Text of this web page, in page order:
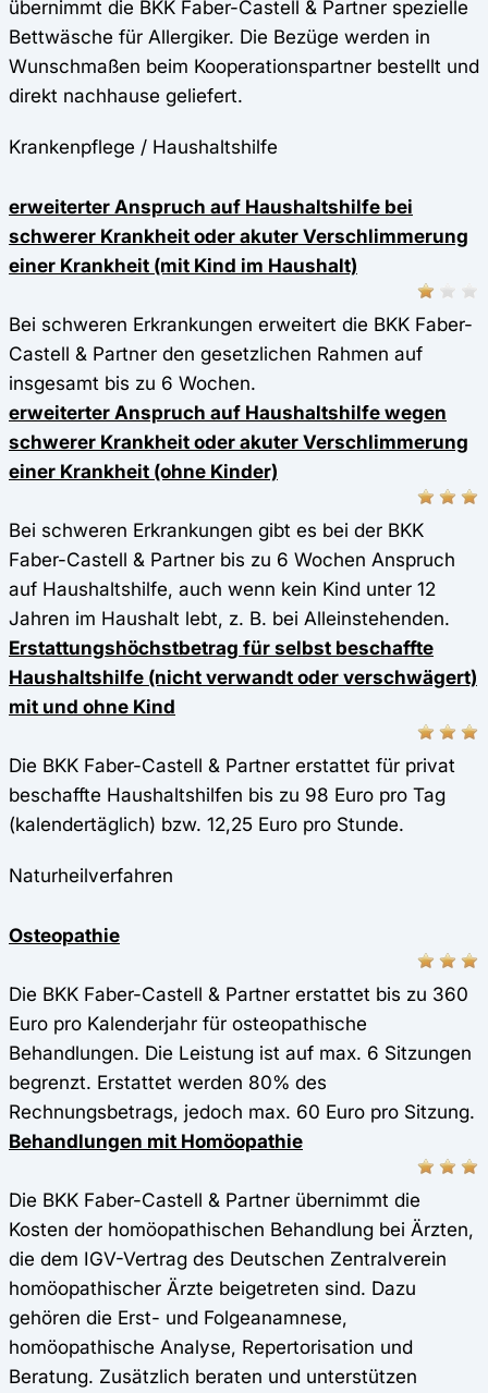
übernimmt die BKK Faber-Castell & Partner spezielle
Bettwäsche für Allergiker. Die Bezüge werden in
Wunschmaßen beim Kooperationspartner bestellt und
direkt nachhause geliefert.
Krankenpflege / Haushaltshilfe
erweiterter Anspruch auf Haushaltshilfe bei
schwerer Krankheit oder akuter Verschlimmerung
einer Krankheit (mit Kind im Haushalt)
Bei schweren Erkrankungen erweitert die BKK Faber-
Castell & Partner den gesetzlichen Rahmen auf
insgesamt bis zu 6 Wochen.
erweiterter Anspruch auf Haushaltshilfe wegen
schwerer Krankheit oder akuter Verschlimmerung
einer Krankheit (ohne Kinder)
Bei schweren Erkrankungen gibt es bei der BKK
Faber-Castell & Partner bis zu 6 Wochen Anspruch
auf Haushaltshilfe, auch wenn kein Kind unter 12
Jahren im Haushalt lebt, z. B. bei Alleinstehenden.
Erstattungshöchstbetrag für selbst beschaffte
Haushaltshilfe (nicht verwandt oder verschwägert)
mit und ohne Kind
Die BKK Faber-Castell & Partner erstattet für privat
beschaffte Haushaltshilfen bis zu 98 Euro pro Tag
(kalendertäglich) bzw. 12,25 Euro pro Stunde.
Naturheilverfahren
Osteopathie
Die BKK Faber-Castell & Partner erstattet bis zu 360
Euro pro Kalenderjahr für osteopathische
Behandlungen. Die Leistung ist auf max. 6 Sitzungen
begrenzt. Erstattet werden 80% des
Rechnungsbetrags, jedoch max. 60 Euro pro Sitzung.
Behandlungen mit Homöopathie
Die BKK Faber-Castell & Partner übernimmt die
Kosten der homöopathischen Behandlung bei Ärzten,
die dem IGV-Vertrag des Deutschen Zentralverein
homöopathischer Ärzte beigetreten sind. Dazu
gehören die Erst- und Folgeanamnese,
homöopathische Analyse, Repertorisation und
Beratung. Zusätzlich beraten und unterstützen